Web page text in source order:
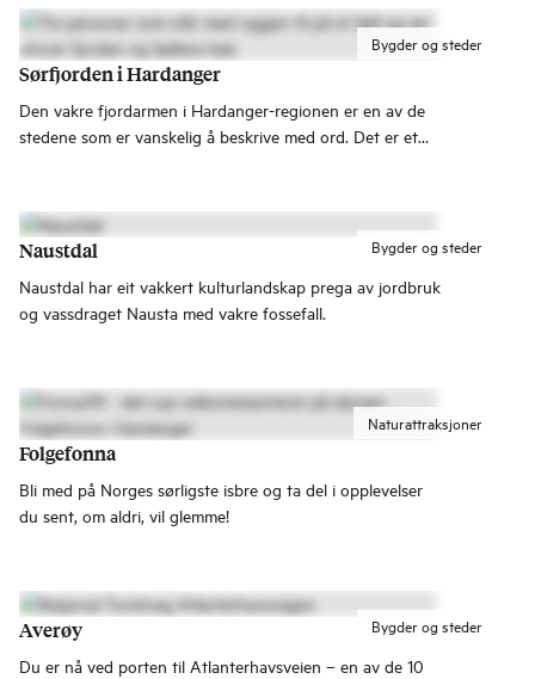
Bygder og steder
Sørfjorden i Hardanger
Den vakre fjordarmen i Hardanger-regionen er en av de
stedene som er vanskelig å beskrive med ord. Det er et
Bygder og steder
Naustdal
Naustdal har eit vakkert kulturlandskap prega av jordbruk
og vassdraget Nausta med vakre fossefall.
Naturattraksjoner
Folgefonna
Bli med på Norges sørligste isbre og ta del i opplevelser
du sent, om aldri, vil glemme!
Bygder og steder
Averøy
Du er nå ved porten til Atlanterhavsveien – en av de 10